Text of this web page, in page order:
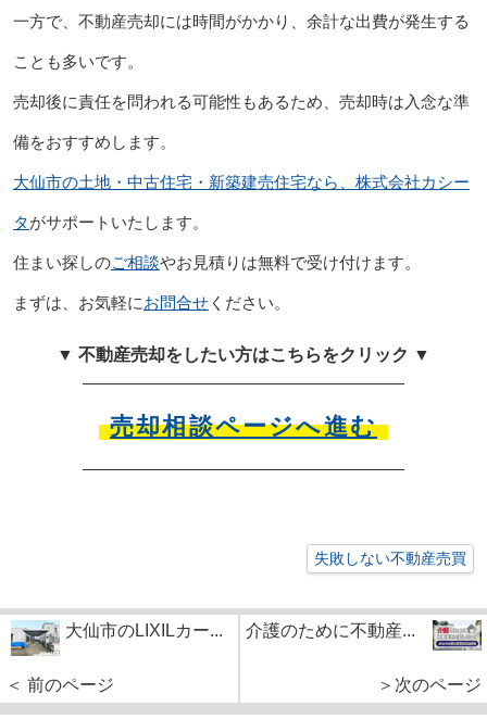
一方で、不動産売却には時間がかかり、余計な出費が発生する
ことも多いです。
売却後に責任を問われる可能性もあるため、売却時は入念な準
備をおすすめします。
大仙市の土地・中古住宅・新築建売住宅なら、株式会社カシー
タがサポートいたします。
住まい探しのご相談やお見積りは無料で受け付けます。
まずは、お気軽にお問合せください。
▼ 不動産売却をしたい方はこちらをクリック ▼
売却相談ページへ進む
失敗しない不動産売買
大仙市のLIXILカー...
＜ 前のページ
介護のために不動産...
＞次のページ